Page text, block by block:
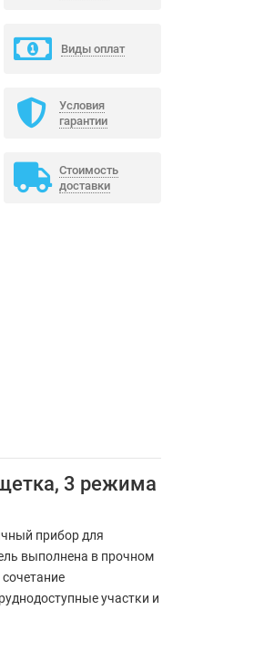
Виды оплат
Условия
гарантии
Стоимость
доставки
3 режима
прибор для
выполнена в прочном
участки и